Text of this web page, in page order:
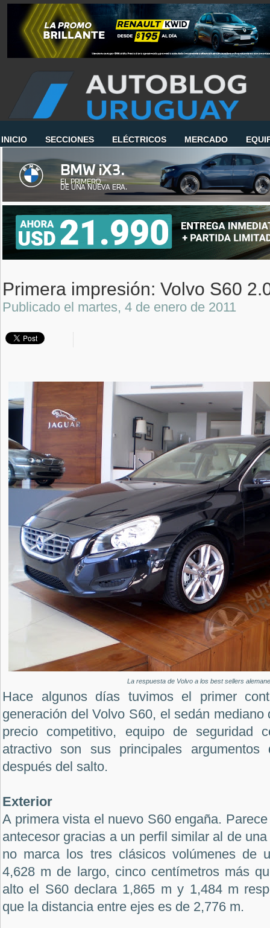
INICIO SECCIONES ELÉCTRICOS MERCADO
Primera impresión: Volvo S60
Publicado el martes, 4 de enero de 2011
La respuesta de Volvo a los best sellers
Hace algunos días tuvimos el primer
generación del Volvo S60, el sedán
precio competitivo, equipo de seguridad
atractivo son sus principales
después del salto.
Exterior
A primera vista el nuevo S60 engaña.
antecesor gracias a un perfil similar al de
no marca los tres clásicos volúmenes de
4,628 m de largo, cinco centímetros más
alto el S60 declara 1,865 m y 1,484 m
que la distancia entre ejes es de 2,776 m.